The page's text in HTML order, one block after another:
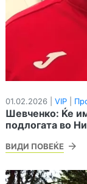
01.02.2026 | VIP
Шевченко: Ќе
подлогата во
ВИДИ ПОВЕЌЕ